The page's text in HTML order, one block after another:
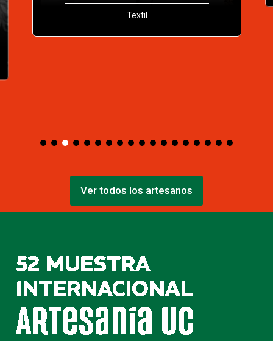
Metal
Ver todos los artesanos